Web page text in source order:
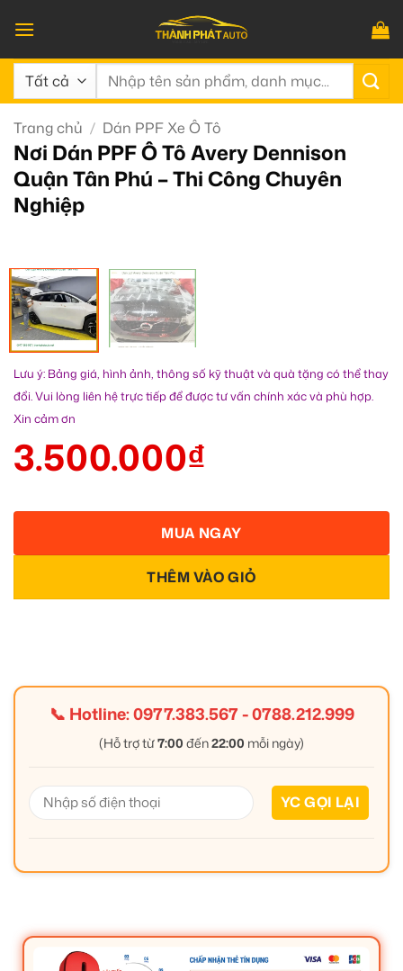
qua
nội
dung
Tìm
Trang chủ / Dán PPF Xe Ô Tô
Nơi Dán PPF Ô Tô Avery Dennison
Quận Tân Phú – Thi Công Chuyên
Nghiệp
Lưu ý: Bảng giá, hình ảnh, thông số kỹ thuật và quà tặng có thể thay
đổi. Vui lòng liên hệ trực tiếp để được tư vấn chính xác và phù hợp.
Xin cảm ơn
3.500.000₫
THÊM VÀO GIỎ
MUA NGAY
📞 Hotline:0977.383.567-0788.212.999
(Hỗ trợ từ7:00 đến22:00 mỗi ngày)